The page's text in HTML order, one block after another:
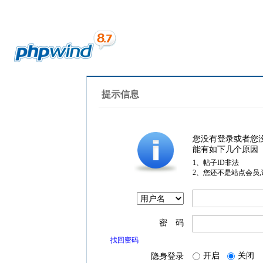
提示信息
您没有登录或者您
能有如下几个原因
1、帖子ID非法
2、您还不是站点会员
密 码
找回密码
隐身登录 开启 关闭